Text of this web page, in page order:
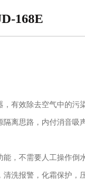
168E
有效除去空气中的污染
隔离思路，内付消音吸
，不需要人工操作倒水
清洗报警，化霜保护，